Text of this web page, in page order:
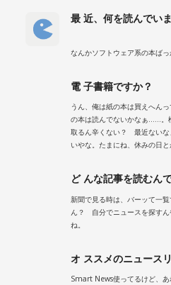
最 近、何を読んでい
なんかソフトウェア系の本ばっ
電 子書籍ですか？
うん、俺は紙の本は買えへん
の本は読んでないかなぁ……。
取るん辛くない？ 最近ない
いやな。たまにね、休みの日と
ど んな記事を読むん
新聞で見る時は、バーッて一
ん？ 自分でニュースを探すん
ね。
オ ススメのニュース
Smart News使ってるけど、